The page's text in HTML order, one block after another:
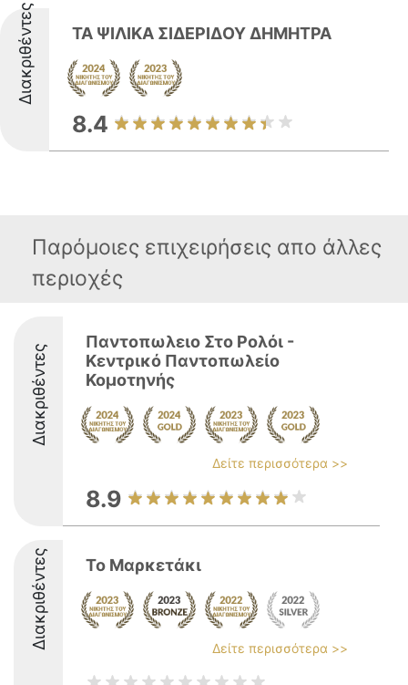
Διακριθέντες ΤΑ ΨΙΛΙΚΑ ΣΙΔΕΡΙΔΟΥ ΔΗΜΗΤΡΑ
8.4
Παρόμοιες επιχειρήσεις απο άλλες
περιοχές
Διακριθέντες
Παντοπωλειο Στο Ρολόι -
Κεντρικό Παντοπωλείο
Κομοτηνής
Δείτε περισσότερα >>
8.9
Διακριθέντες Το Μαρκετάκι
Δείτε περισσότερα >>